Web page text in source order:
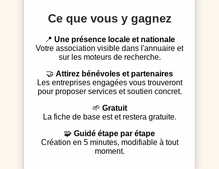
Ce que vous y gagnez
Une présence locale et nationale
Votre association visible dans l'annuaire et
sur les moteurs de recherche.
Attirez bénévoles et partenaires
Les entreprises engagées vous trouveront
pour proposer services et soutien concret.
Gratuit
La fiche de base est et restera gratuite.
Guidé étape par étape
Création en 5 minutes, modifiable à tout
moment.